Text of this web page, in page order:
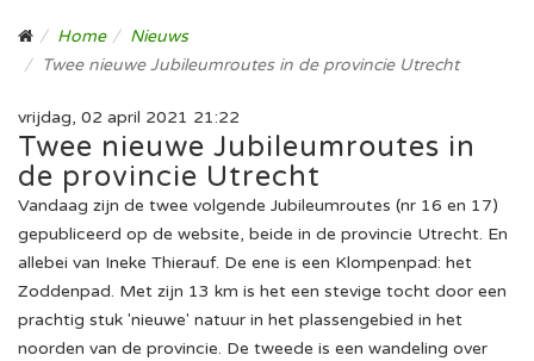
Home
Nieuws
Twee nieuwe Jubileumroutes in de provincie Utrecht
vrijdag, 02 april 2021 21:22
Twee nieuwe Jubileumroutes in
de provincie Utrecht
Vandaag zijn de twee volgende Jubileumroutes (nr 16 en 17)
gepubliceerd op de website, beide in de provincie Utrecht. En
allebei van Ineke Thierauf. De ene is een Klompenpad: het
Zoddenpad. Met zijn 13 km is het een stevige tocht door een
prachtig stuk 'nieuwe' natuur in het plassengebied in het
noorden van de provincie. De tweede is een wandeling over